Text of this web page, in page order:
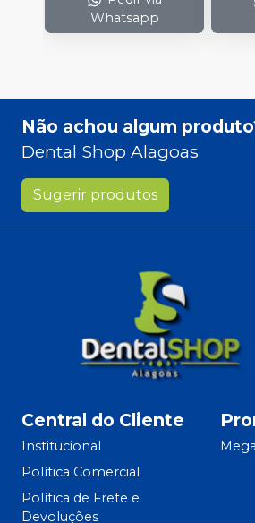
Whatsapp
Não achou algum
Dental Shop Alagoas
Sugerir produtos
Central do Cliente
Institucional
Política Comercial
Política de Frete e
Devoluções